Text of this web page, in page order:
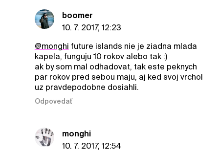
boomer
10. 7. 2017, 12:23
@monghi future islands nie je ziadna mlada
kapela, funguju 10 rokov alebo tak :)
ak by som mal odhadovat, tak este peknych
par rokov pred sebou maju, aj ked svoj vrchol
uz pravdepodobne dosiahli.
Odpovedať
monghi
10. 7. 2017, 12:54